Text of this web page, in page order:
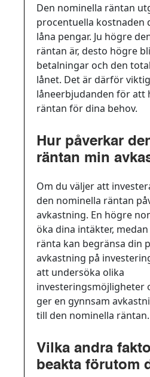
Den nominella räntan
procentuella kostnaden
låna pengar. Ju högre
räntan är, desto högre
betalningar och den
lånet. Det är därför
låneerbjudanden för att
räntan för dina behov.
Hur påverkar
räntan min
Om du väljer att
den nominella räntan
avkastning. En högre
öka dina intäkter,
ränta kan begränsa din
avkastning på
att undersöka olika
investeringsmöjligheter
ger en gynnsam
till den nominella räntan.
Vilka andra
beakta förutom